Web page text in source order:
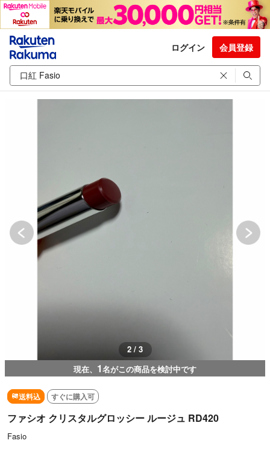
ログイン 会員登録
3 / 3
現在、 1名がこの商品を検討中です
送料込 すぐに購入可
ファシオ クリスタルグロッシー ルージュ RD420
Fasio